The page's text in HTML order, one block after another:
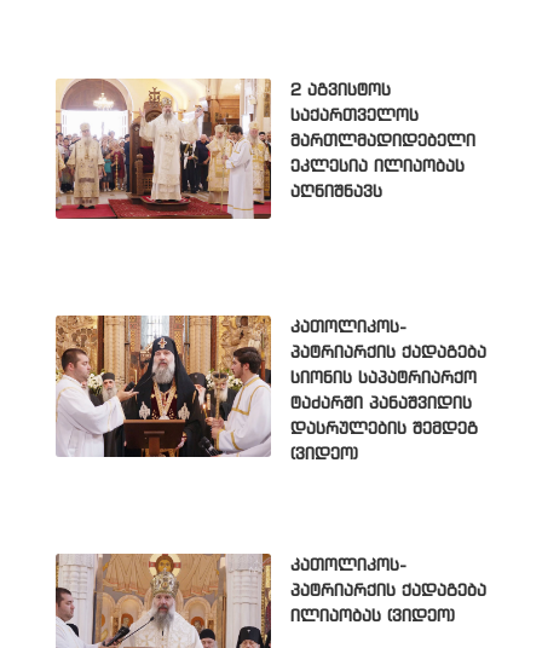
2 აგვისტოს
საქართველოს
მართლმადიდებელი
ეკლესია ილიაობას
აღნიშნავს
კათოლიკოს-
პატრიარქის ქადაგება
სიონის საპატრიარქო
ტაძარში პანაშვიდის
დასრულების შემდეგ
(ვიდეო)
კათოლიკოს-
პატრიარქის ქადაგება
ილიაობას (ვიდეო)